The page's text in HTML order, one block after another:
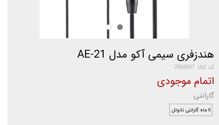
هندزفری سیمی آکو مدل AE-21
کد کالا: 2004007
اتمام موجودی
گارانتی
6 ماه گارانتی نانوتل